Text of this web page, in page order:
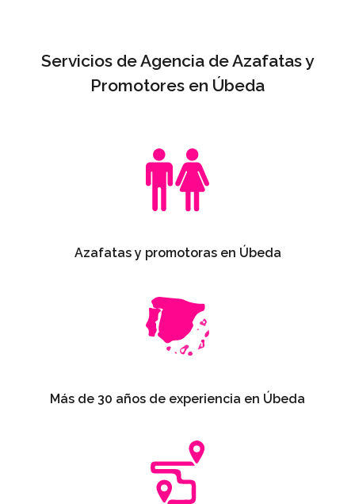
Servicios de Agencia de Azafatas y
Promotores en Úbeda
Azafatas y promotoras en Úbeda
Más de 30 años de experiencia en Úbeda